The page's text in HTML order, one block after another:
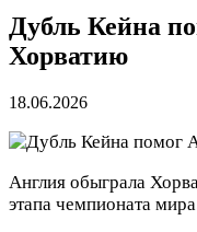
Дубль Кейна
Хорватию
18.06.2026
Англия обыграла
этапа чемпионата